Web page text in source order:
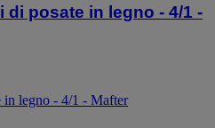
di posate in legno - 4/1 -
in legno - 4/1 - Mafter